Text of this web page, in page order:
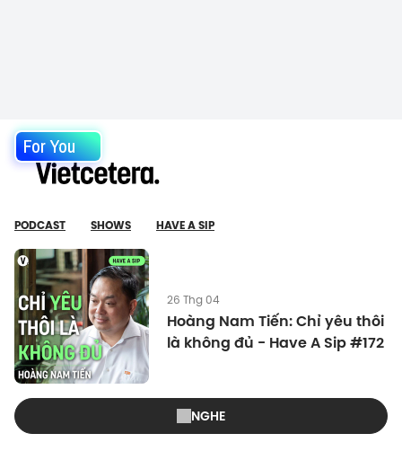
For You
PODCAST SHOWS HAVE A SIP
26 Thg 04
Hoàng Nam Tiến: Chỉ yêu thôi
là không đủ - Have A Sip #172
NGHE